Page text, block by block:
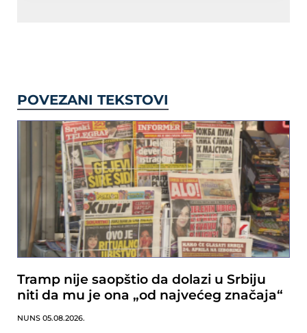
POVEZANI TEKSTOVI
Tramp nije saopštio da dolazi u Srbiju
niti da mu je ona „od najvećeg značaja“
NUNS 05.08.2026.